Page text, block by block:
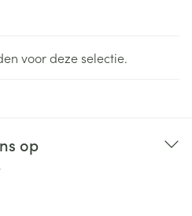
voor deze selectie.
op